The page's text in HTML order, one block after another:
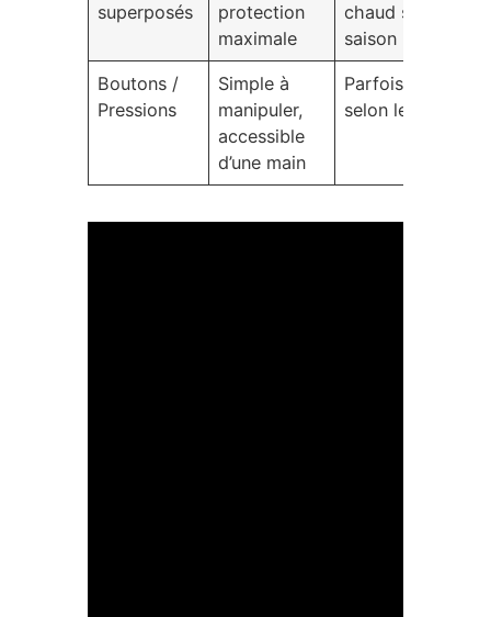
superposés
protection
maximale
chaud selon la
saison
Boutons /
Pressions
Simple à
manipuler,
accessible
d’une main
Parfois visible,
selon le design